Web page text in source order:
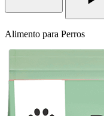
Alimento para Perros